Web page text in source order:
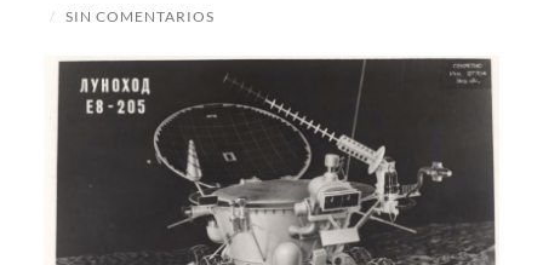
/ SIN COMENTARIOS